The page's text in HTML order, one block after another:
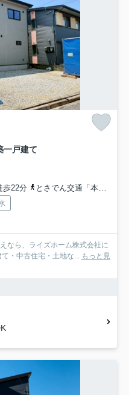
一戸建て
歩22分
とさでん交通「本江田橋」バス停下車 徒歩8分
なら、ライズホーム株式会社に
・中古住宅・土地な... もっと見